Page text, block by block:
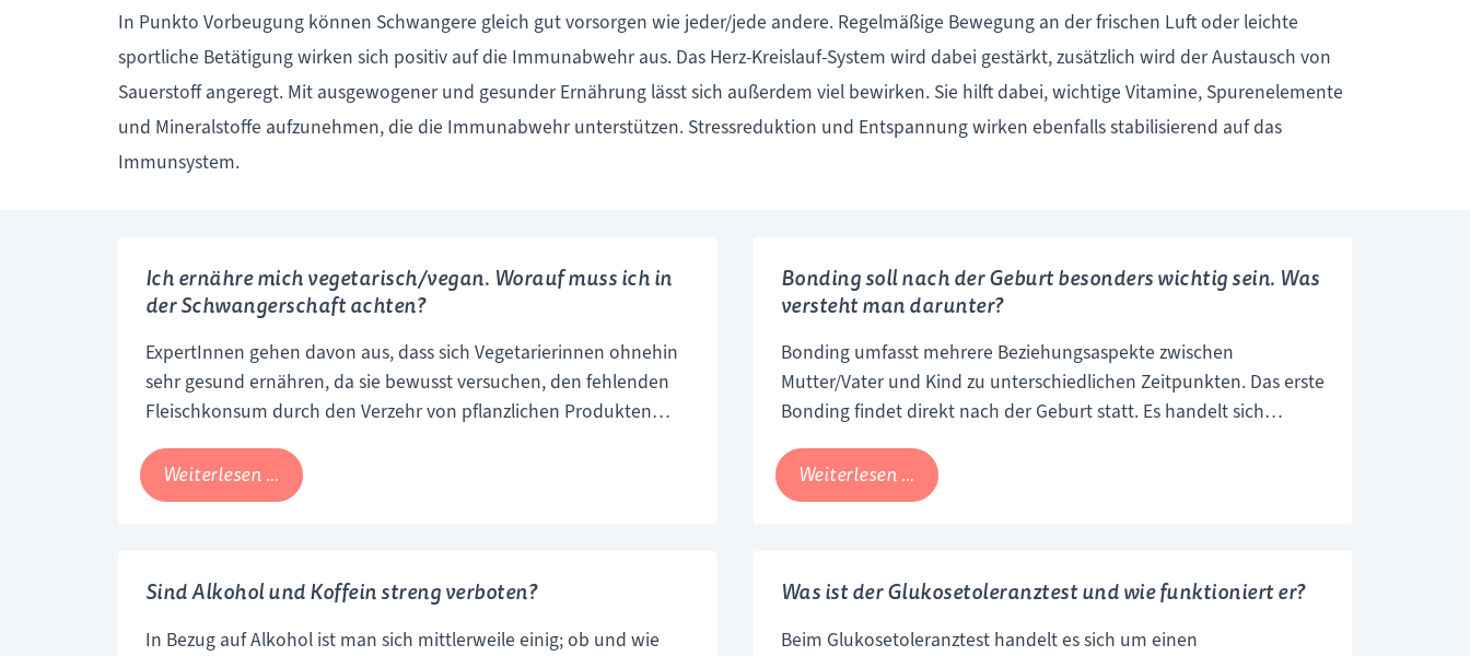
In Punkto Vorbeugung können Schwangere gleich gut vorsorgen wie jeder/jede andere. Regelmäßige Bewegung an der frischen Luft oder leichte
sportliche Betätigung wirken sich positiv auf die Immunabwehr aus. Das Herz-Kreislauf-System wird dabei gestärkt, zusätzlich wird der Austausch von
Sauerstoff angeregt. Mit ausgewogener und gesunder Ernährung lässt sich außerdem viel bewirken. Sie hilft dabei, wichtige Vitamine, Spurenelemente
und Mineralstoffe aufzunehmen, die die Immunabwehr unterstützen. Stressreduktion und Entspannung wirken ebenfalls stabilisierend auf das
Immunsystem.
Ich ernähre mich vegetarisch/vegan. Worauf muss ich in
der Schwangerschaft achten?
ExpertInnen gehen davon aus, dass sich Vegetarierinnen ohnehin
sehr gesund ernähren, da sie bewusst versuchen, den fehlenden
Fleischkonsum durch den Verzehr von pflanzlichen Produkten
dies auch in der Schwangerschaft tun.
Weiterlesen … Ich
ernähre
Worauf
Bonding soll nach der Geburt besonders wichtig sein. Was
versteht man darunter?
Bonding umfasst mehrere Beziehungsaspekte zwischen
Mutter/Vater und Kind zu unterschiedlichen Zeitpunkten. Das erste
Bonding findet direkt nach der Geburt statt. Es handelt sich
Bauch der Mutter oder in die Arme des Vaters gelegt wird.
Weiterlesen … Bonding
soll
Geburt
Sind Alkohol und Koffein streng verboten?
In Bezug auf Alkohol ist man sich mittlerweile einig; ob und wie
Was ist der Glukosetoleranztest und wie funktioniert er?
Beim Glukosetoleranztest handelt es sich um einen